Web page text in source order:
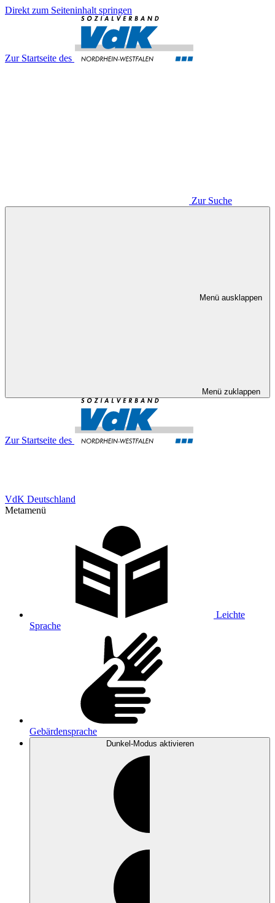
Direkt zum Seiteninhalt springen
Zur Startseite des
Zur Suche
Menü ausklappen
Menü zuklappen
Zur Startseite des
VdK Deutschland
Metamenü
Leichte
Sprache
Gebärdensprache
Dunkel-Modus aktivieren